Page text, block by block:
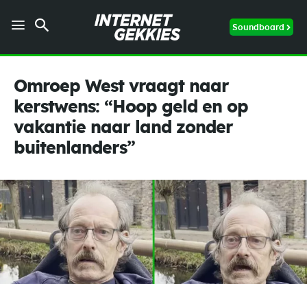
Soundboard
Omroep West vraagt naar
kerstwens: “Hoop geld en op
vakantie naar land zonder
buitenlanders”